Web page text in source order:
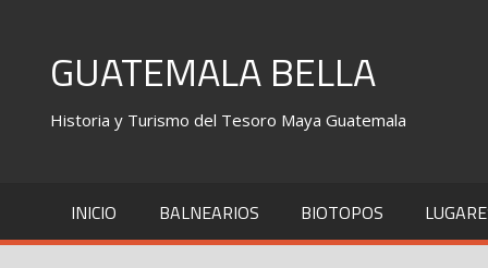
contentGUATEMALA BELLA
Historia y Turismo del Tesoro Maya Guatemala
INICIO BALNEARIOS BIOTOPOS